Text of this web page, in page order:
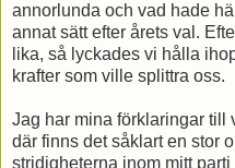
annorlunda och vad hade
annat sätt efter årets val.
lika, så lyckades vi hålla
krafter som ville splittra oss.
Jag har mina förklaringar till
där finns det såklart en stor
stridigheterna inom mitt